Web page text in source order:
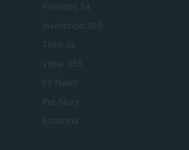
Finanzas 24
Investindo 365
Think.es
Viajar 365
ES Newz
Pet Story
Encocina